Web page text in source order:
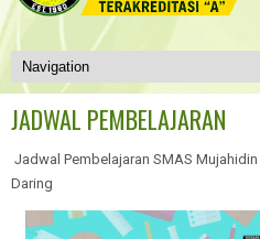
JADWAL PEMBELAJARAN
Jadwal Pembelajaran SMAS
Daring